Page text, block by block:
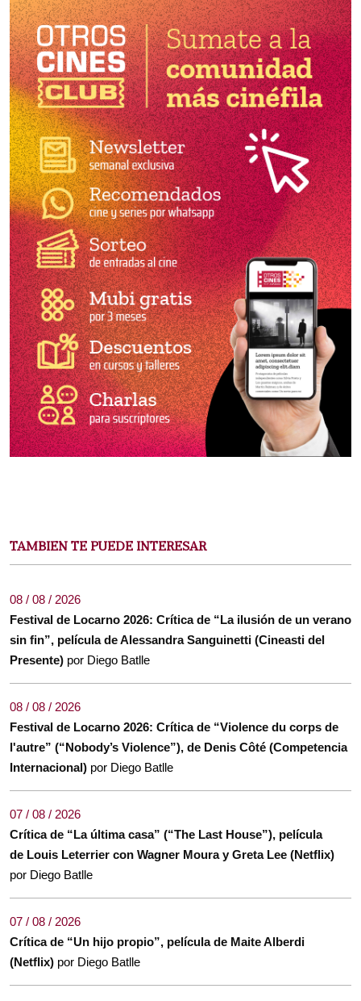
TAMBIEN TE PUEDE INTERESAR
08 / 08 / 2026
Festival de Locarno 2026: Crítica de “La ilusión de un verano
sin fin”, película de Alessandra Sanguinetti (Cineasti del
Presente) por Diego Batlle
08 / 08 / 2026
Festival de Locarno 2026: Crítica de “Violence du corps de
l'autre” (“Nobody’s Violence”), de Denis Côté (Competencia
Internacional) por Diego Batlle
07 / 08 / 2026
Crítica de “La última casa” (“The Last House”), película
de Louis Leterrier con Wagner Moura y Greta Lee (Netflix)
por Diego Batlle
07 / 08 / 2026
Crítica de “Un hijo propio”, película de Maite Alberdi
(Netflix) por Diego Batlle